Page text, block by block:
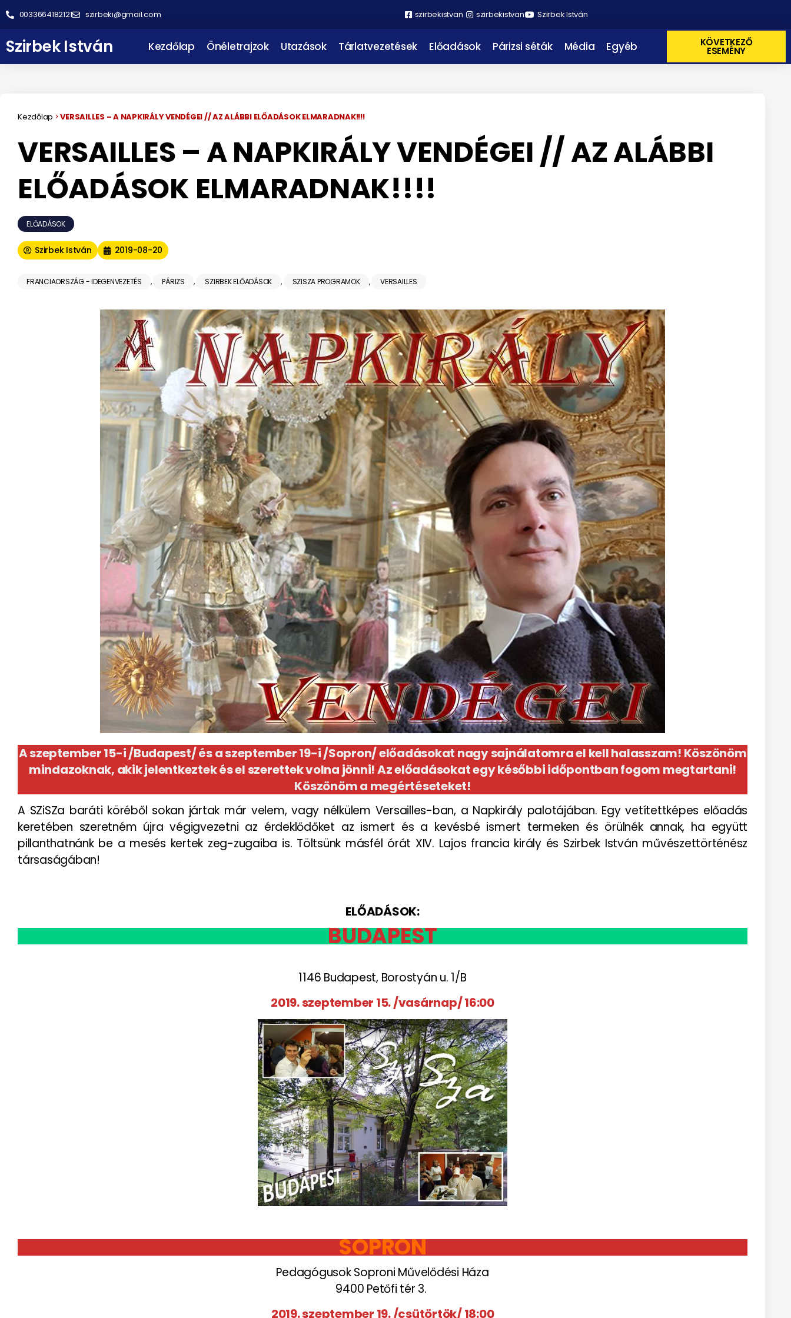
0033664182121 szirbeki@gmail.com szirbekistvan szirbekistvan Szirbek István
Szirbek István Kezdőlap Önéletrajzok Utazások Tárlatvezetések Előadások Párizsi séták Média Egyéb KÖVETKEZŐ
ESEMÉNY
Kezdőlap >VERSAILLES – A NAPKIRÁLY VENDÉGEI // AZ ALÁBBI ELŐADÁSOK ELMARADNAK!!!!
VERSAILLES – A NAPKIRÁLY VENDÉGEI // AZ ALÁBBI
ELŐADÁSOK ELMARADNAK!!!!
ELŐADÁSOK
Szirbek István 2019-08-20
FRANCIAORSZÁG - IDEGENVEZETÉS , PÁRIZS , SZIRBEK ELŐADÁSOK , SZISZA PROGRAMOK , VERSAILLES
A szeptember 15-i /Budapest/ és a szeptember 19-i /Sopron/ előadásokat nagy sajnálatomra el kell halasszam! Köszönöm
mindazoknak, akik jelentkeztek és el szerettek volna jönni! Az előadásokat egy későbbi időpontban fogom megtartani!
Köszönöm a megértéseteket!
A SZiSZa baráti köréből sokan jártak már velem, vagy nélkülem Versailles-ban, a Napkirály palotájában. Egy vetítettképes előadás
keretében szeretném újra végigvezetni az érdeklődőket az ismert és a kevésbé ismert termeken és örülnék annak, ha együtt
pillanthatnánk be a mesés kertek zeg-zugaiba is. Töltsünk másfél órát XIV. Lajos francia király és Szirbek István művészettörténész
társaságában!
ELŐADÁSOK:
BUDAPEST
1146 Budapest, Borostyán u. 1/B
2019. szeptember 15. /vasárnap/ 16:00
SOPRON
Pedagógusok Soproni Művelődési Háza
9400 Petőfi tér 3.
2019. szeptember 19. /csütörtök/ 18:00